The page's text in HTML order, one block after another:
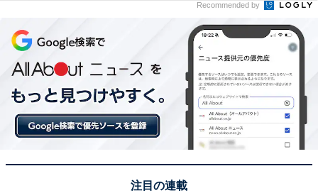
ていた時代で、佐藤健が好きだったから」（神奈川県／
20代女性）、「電王は一人でいくつものキャラクターを
演じられていて、かっこよかった」（大阪府／40代女
性）といったコメントが寄せられていました。
Recommended by
注目の連載